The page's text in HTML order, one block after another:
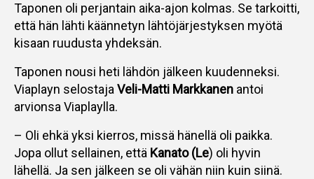
Taponen oli perjantain aika-ajon kolmas. Se tarkoitti,
että hän lähti käännetyn lähtöjärjestyksen myötä
kisaan ruudusta yhdeksän.
Taponen nousi heti lähdön jälkeen kuudenneksi.
Viaplayn selostaja Veli-Matti Markkanen antoi
arvionsa Viaplaylla.
– Oli ehkä yksi kierros, missä hänellä oli paikka.
Jopa ollut sellainen, että Kanato (Le) oli hyvin
lähellä. Ja sen jälkeen se oli vähän niin kuin siinä.